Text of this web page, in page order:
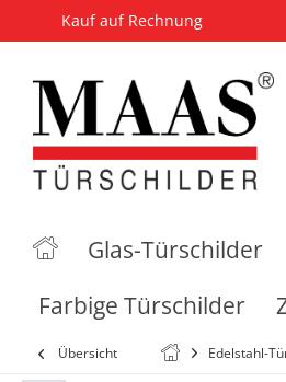
Kauf auf Rechnung
Glas-Türschilder
Farbige Türschilder
Übersicht Edelstahl-